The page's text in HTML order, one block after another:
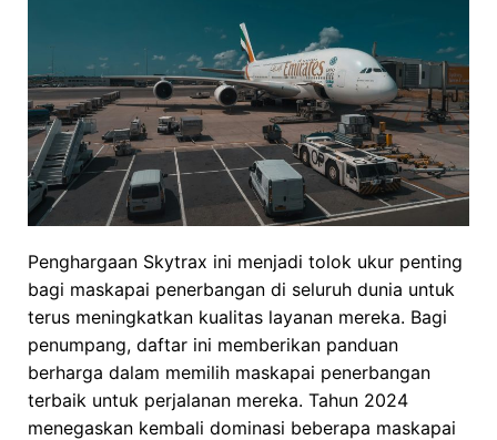
Penghargaan Skytrax ini menjadi tolok ukur penting
bagi maskapai penerbangan di seluruh dunia untuk
terus meningkatkan kualitas layanan mereka. Bagi
penumpang, daftar ini memberikan panduan
berharga dalam memilih maskapai penerbangan
terbaik untuk perjalanan mereka. Tahun 2024
menegaskan kembali dominasi beberapa maskapai